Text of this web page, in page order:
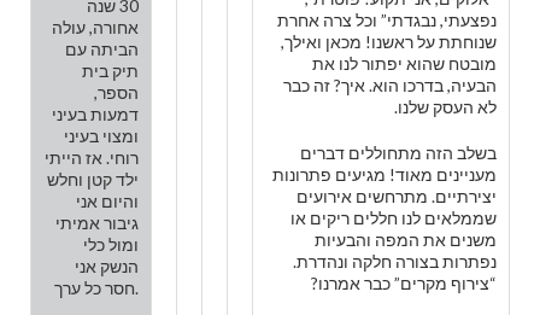
30 שנה
אחורה, עולה
הביתה עם
תיק בית
הספר,
דמעות בעיני
ומצוי בעיני
רוחי. אז הייתי
ילד קטן וחלש
והיום אני
גיבור אמיתי
ומול כלי
הנשק אני
חסר כל ערך.
נפצעתי, נבגדתי” וכל צרה אחרת
שנוחתת על ראשנו! מכאן ואילך,
מובטח שהוא יפתור לנו את
הבעיה, בדרכו הוא. איך? זה כבר
לא העסק שלנו.
בשלב הזה מתחוללים דברים
מעניינים מאוד! מגיעים פתרונות
יצירתיים. מתרחשים אירועים
שממלאים לנו חללים ריקים או
משנים את המפה והבעיות
נפתרות בצורה חלקה ונהדרת.
“צירוף מקרים” כבר אמרנו?